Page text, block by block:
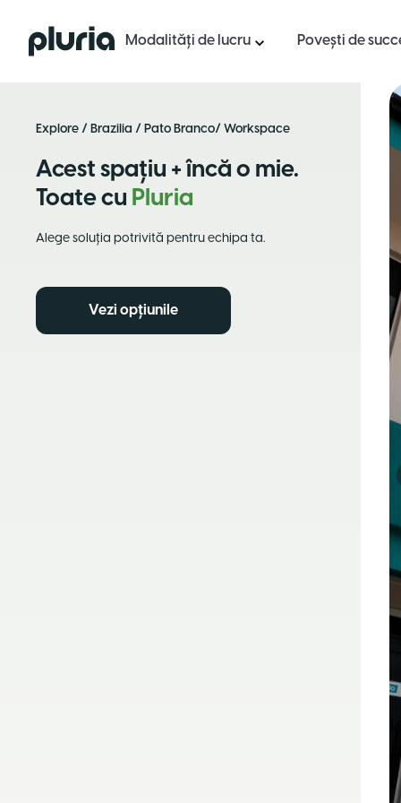
Logo Pluria Modalități de lucru Povești de
Explore / Brazilia / Pato Branco/ Workspace
Acest spațiu + încă o mie.
Toate cu Pluria
Alege soluția potrivită pentru echipa ta.
Vezi opțiunile